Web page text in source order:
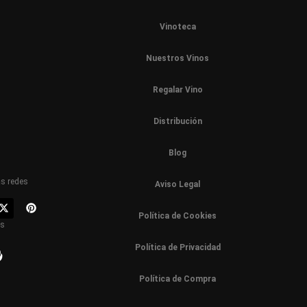
Vinoteca
Nuestros Vinos
Regalar Vino
Distribución
Blog
redes Aviso Legal
Política de Cookies
Política de Privacidad
Política de Compra